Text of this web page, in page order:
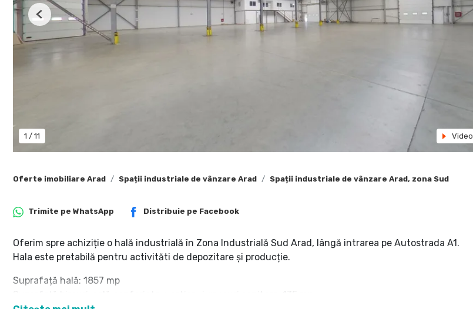
1 / 11 Video
Previous
Oferte imobiliare Arad Spații industriale de vânzare Arad Spații industriale de vânzare Arad, zona Sud
Trimite pe WhatsApp Distribuie pe Facebook
Oferim spre achiziție o hală industrială în Zona Industrială Sud Arad, lângă intrarea pe Autostrada A1.
Hala este pretabilă pentru activităti de depozitare și producție.
Suprafață hală: 1857 mp